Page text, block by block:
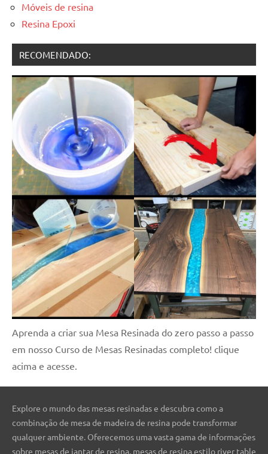
Móveis de resina
Resina Epoxi
RECOMENDADO:
Aprenda a criar sua Mesa Resinada do zero passo a passo
em nosso Curso de Mesas Resinadas completo! clique
acima e acesse.
Explore o mundo das mesas resinadas e descubra como a
combinação de mesa de madeira de resina pode transformar
qualquer ambiente. Oferecemos uma vasta gama de informações
sobre mesas de jantar de resina, mesas de resina estilo river table